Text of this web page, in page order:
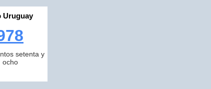
Uruguay
setenta y
ocho